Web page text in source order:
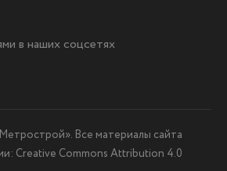
в наших соцсетях
Все материалы сайта
Creative Commons Attribution 4.0